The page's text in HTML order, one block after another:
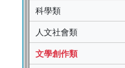
科學類
人文社會類
文學創作類